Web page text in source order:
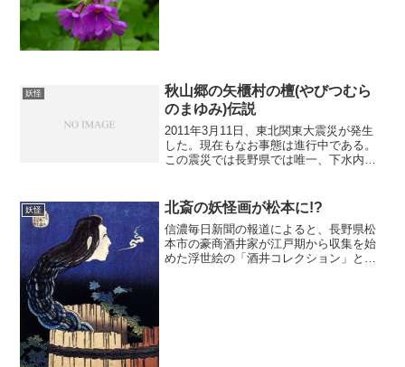
妖怪
秋山郷の矢櫃村の檀(やびつむら
のまゆみ)伝説
2011年3月11日、東北関東大震災が発生
した。現在もなお事態は進行中である。
この震災では長野県では唯一、下水内郡
行ったことがないので、落ち着いたらぜ
ひ観光にお邪魔した...
妖怪 北斎の妖怪画が松本に!?
信濃毎日新聞の報道によると、長野県松
本市の豪商酒井家が江戸期から収集を始
めた浮世絵の「酒井コレクション」とい